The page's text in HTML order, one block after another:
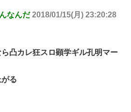
なんだ 2018/01/15(月) 23:20:28
凸カレ狂スロ顕学ギル孔明マー
る